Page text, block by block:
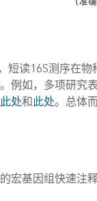
短读16S测序在物
例如，多项研究
此处和此处。总体
宏基因组快速注